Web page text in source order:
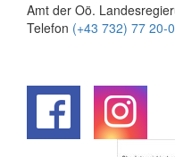
Amt der Oö.
Telefon (+43 732) 77 20-0